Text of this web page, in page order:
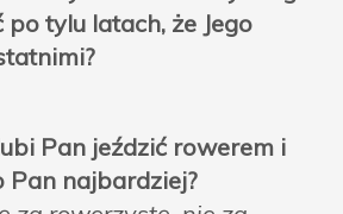
tylu latach, że Jego
Pan jeździć rowerem i
Pan najbardziej?